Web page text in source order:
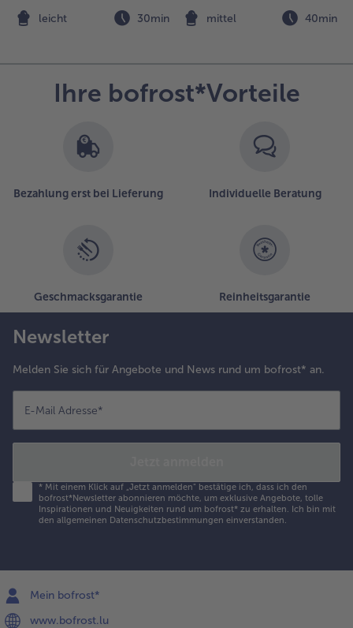
und Kräutern
leicht 30min mittel 40min
Ihre bofrost*Vorteile
Bezahlung erst bei Lieferung Individuelle Beratung
Geschmacksgarantie Reinheitsgarantie
Newsletter
Melden Sie sich für Angebote und News rund um bofrost* an.
E-Mail Adresse*
* Mit einem Klick auf „Jetzt anmelden" bestätige ich, dass ich den
bofrost*Newsletter abonnieren möchte, um exklusive Angebote, tolle
Inspirationen und Neuigkeiten rund um bofrost* zu erhalten. Ich bin mit
den allgemeinen Datenschutzbestimmungen einverstanden.
Mein bofrost*
www.bofrost.lu